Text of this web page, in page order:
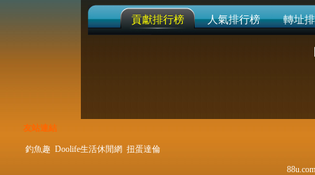
貢獻排行榜 人氣排行榜 轉址
友站連結
釣魚趣 Doolife生活休閒網 扭蛋達倫